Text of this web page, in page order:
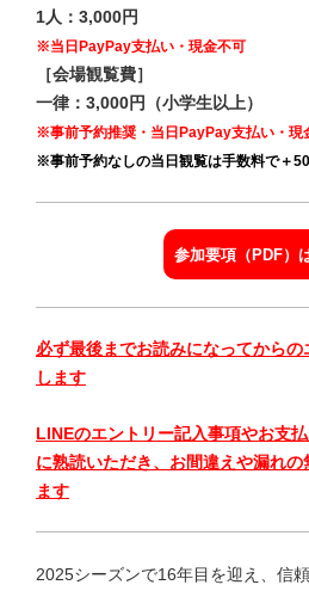
1人：3,000円
※当日PayPay支払い・現金不可
［会場観覧費］
一律：3,000円（小学生以上）
※事前予約推奨・当日PayPay支払い・現
※事前予約なしの当日観覧は手数料で＋
参加要項（PDF）
必ず最後までお読みになってから
します
LINEのエントリー記入事項やお支
に熟読いただき、お間違えや漏れ
ます
2025シーズンで16年目を迎え、信